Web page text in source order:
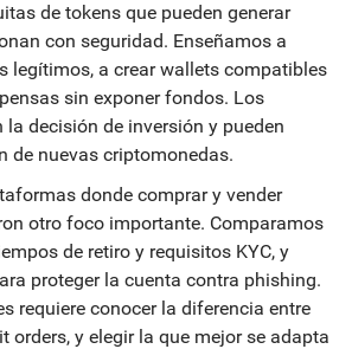
de tokens que pueden generar
con seguridad. Enseñamos a
legítimos, a crear wallets compatibles
sin exponer fondos. Los
la decisión de inversión y pueden
de nuevas criptomonedas.
donde comprar y vender
otro foco importante. Comparamos
de retiro y requisitos KYC, y
proteger la cuenta contra phishing.
requiere conocer la diferencia entre
orders, y elegir la que mejor se adapta